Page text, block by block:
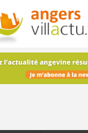
NEWSLETTER
d'Angers,
votre boîte e-mail